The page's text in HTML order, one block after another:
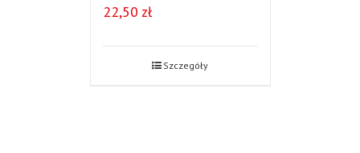
22,50 zł
Szczegóły